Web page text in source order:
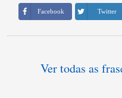
Facebook Twitter
Ver todas as